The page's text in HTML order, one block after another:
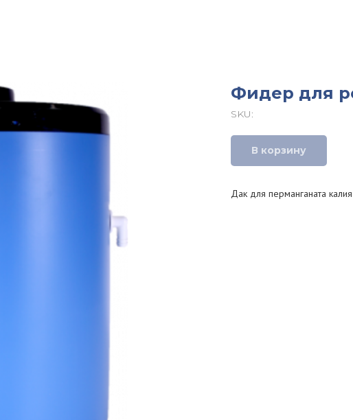
Фидер для
SKU:
В корзину
Дак для перманганата калия